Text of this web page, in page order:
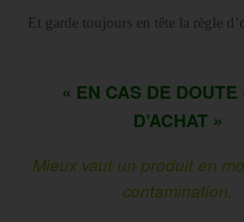
Et garde toujours en tête la règle
« EN CAS DE DOUTE
D’ACHAT »
Mieux vaut un produit en
contamination.